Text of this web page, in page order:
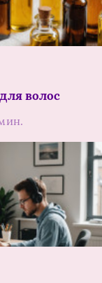
волос